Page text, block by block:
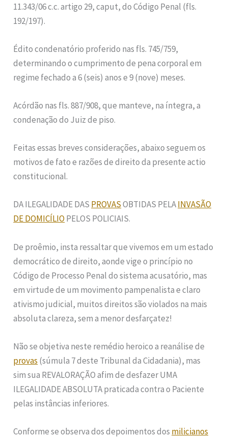
11.343/06 c.c. artigo 29, caput, do Código Penal (fls.
192/197).
Édito condenatório proferido nas fls. 745/759,
determinando o cumprimento de pena corporal em
regime fechado a 6 (seis) anos e 9 (nove) meses.
Acórdão nas fls. 887/908, que manteve, na íntegra, a
condenação do Juiz de piso.
Feitas essas breves considerações, abaixo seguem os
motivos de fato e razões de direito da presente actio
constitucional.
DA ILEGALIDADE DAS PROVASOBTIDAS PELAINVASÃO
DE DOMICÍLIO PELOS POLICIAIS.
De proêmio, insta ressaltar que vivemos em um estado
democrático de direito, aonde vige o princípio no
Código de Processo Penal do sistema acusatório, mas
em virtude de um movimento pampenalista e claro
ativismo judicial, muitos direitos são violados na mais
absoluta clareza, sem a menor desfarçatez!
Não se objetiva neste remédio heroico a reanálise de
provas (súmula 7 deste Tribunal da Cidadania), mas
sim sua REVALORAÇÃO afim de desfazer UMA
ILEGALIDADE ABSOLUTA praticada contra o Paciente
pelas instâncias inferiores.
Conforme se observa dos depoimentos dos milicianos